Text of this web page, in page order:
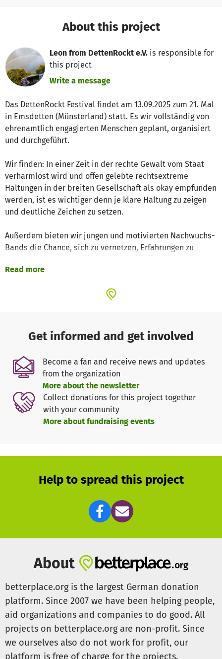
About this project
Leon from DettenRockt e.V. is responsible for
this project
Write a message
Das DettenRockt Festival findet am 13.09.2025 zum 21. Mal
in Emsdetten (Münsterland) statt. Es wir vollständig von
ehrenamtlich engagierten Menschen geplant, organisiert
und durchgeführt.
Wir finden: In einer Zeit in der rechte Gewalt vom Staat
verharmlost wird und offen gelebte rechtsextreme
Haltungen in der breiten Gesellschaft als okay empfunden
werden, ist es wichtiger denn je klare Haltung zu zeigen
und deutliche Zeichen zu setzen.
Außerdem bieten wir jungen und motivierten Nachwuchs-
Bands die Chance, sich zu vernetzen, Erfahrungen zu
präsentieren.
Read more
Get informed and get involved
Become a fan and receive news and updates
from the organization
More about the newsletter
Collect donations for this project together
with your community
More about fundraising events
Help to spread this project
About
betterplace.org is the largest German donation
platform. Since 2007 we have been helping people,
aid organizations and companies to do good. All
projects on betterplace.org are non-profit. Since
we ourselves also do not work for profit, our
platform is free of charge for the projects.